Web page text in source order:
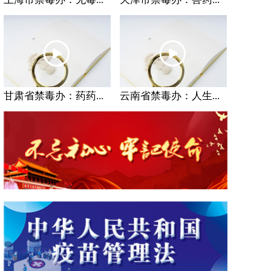
甘肃省禁毒办：药药... 云南省禁毒办：人生...